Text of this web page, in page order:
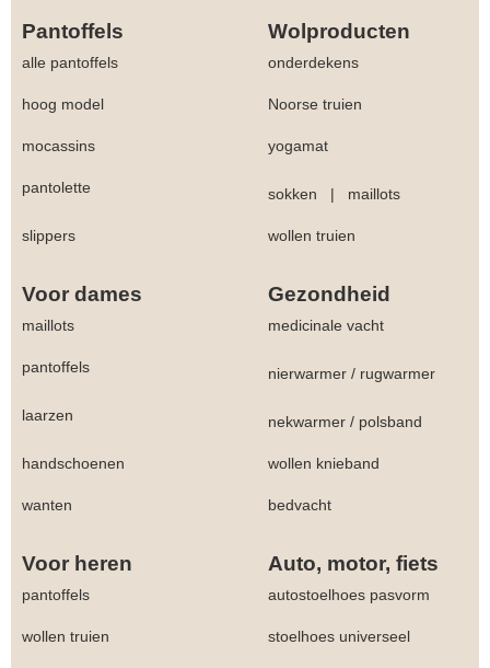
Pantoffels Wolproducten
alle pantoffels onderdekens
hoog model Noorse truien
mocassins yogamat
pantolette sokken | maillots
slippers wollen truien
Voor dames Gezondheid
maillots medicinale vacht
pantoffels nierwarmer / rugwarmer
laarzen nekwarmer / polsband
handschoenen wollen knieband
wanten bedvacht
Voor heren Auto, motor, fiets
pantoffels autostoelhoes pasvorm
wollen truien stoelhoes universeel